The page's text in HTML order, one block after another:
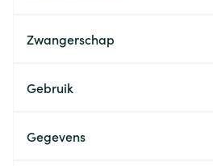
Zwangerschap
Gebruik
Gegevens